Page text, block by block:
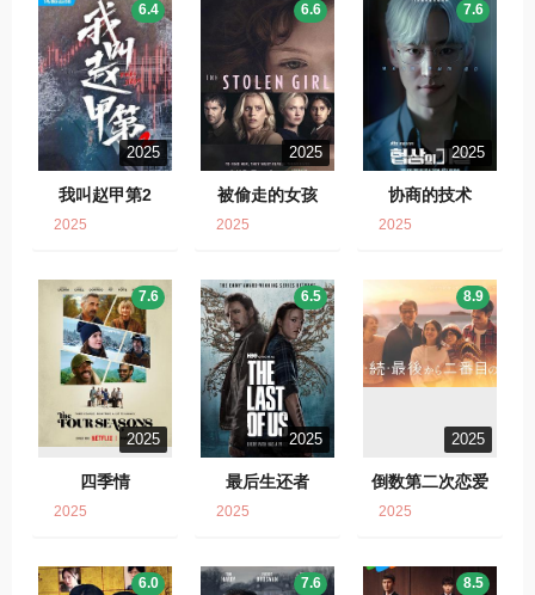
2025
我叫赵甲第2
6.4
2025
2025
被偷走的女孩
6.6
2025
2025
协商的技术
7.6
2025
2025
四季情
7.6
2025
2025
最后生还者
6.5
2025
2025
倒数第二次恋爱
8.9
2025
6.0 7.6 8.5